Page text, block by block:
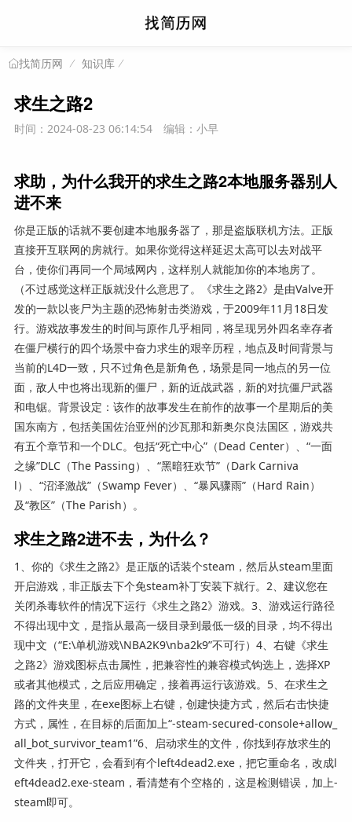
找简历网 知识库
求生之路2
时间：2024-08-23 06:14:54 编辑：小早
求助，为什么我开的求生之路2本地服务器别人
进不来
你是正版的话就不要创建本地服务器了，那是盗版联机方法。正版
直接开互联网的房就行。如果你觉得这样延迟太高可以去对战平
台，使你们再同一个局域网内，这样别人就能加你的本地房了。
（不过感觉这样正版就没什么意思了。《求生之路2》是由Valve开
发的一款以丧尸为主题的恐怖射击类游戏，于2009年11月18日发
行。游戏故事发生的时间与原作几乎相同，将呈现另外四名幸存者
在僵尸横行的四个场景中奋力求生的艰辛历程，地点及时间背景与
当前的L4D一致，只不过角色是新角色，场景是同一地点的另一位
面，敌人中也将出现新的僵尸，新的近战武器，新的对抗僵尸武器
和电锯。背景设定：该作的故事发生在前作的故事一个星期后的美
国东南方，包括美国佐治亚州的沙瓦那和新奥尔良法国区，游戏共
有五个章节和一个DLC。包括“死亡中心”（Dead Center）、“一面
之缘”DLC（The Passing）、“黑暗狂欢节”（Dark Carniva
l）、“沼泽激战”（Swamp Fever）、“暴风骤雨”（Hard Rain）
及“教区”（The Parish）。
求生之路2进不去，为什么？
1、你的《求生之路2》是正版的话装个steam，然后从steam里面
开启游戏，非正版去下个免steam补丁安装下就行。2、建议您在
关闭杀毒软件的情况下运行《求生之路2》游戏。3、游戏运行路径
不得出现中文，是指从最高一级目录到最低一级的目录，均不得出
现中文（“E:\单机游戏\NBA2K9\nba2k9”不可行）4、右键《求生
之路2》游戏图标点击属性，把兼容性的兼容模式钩选上，选择XP
或者其他模式，之后应用确定，接着再运行该游戏。5、在求生之
路的文件夹里，在exe图标上右键，创建快捷方式，然后右击快捷
方式，属性，在目标的后面加上“-steam-secured-console+allow_
all_bot_survivor_team1”6、启动求生的文件，你找到存放求生的
文件夹，打开它，会看到有个left4dead2.exe，把它重命名，改成l
eft4dead2.exe-steam，看清楚有个空格的，这是检测错误，加上-
steam即可。